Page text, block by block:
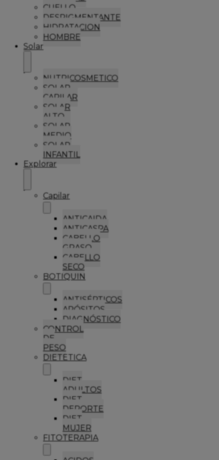
CUELLO
DESPIGMENTANTE
HIDRATACION
HOMBRE
Solar
NUTRICOSMETICO
SOLAR
CAPILAR
SOLAR
ALTO
SOLAR
MEDIO
SOLAR
INFANTIL
Explorar
Capilar
ANTICAIDA
ANTICASPA
CABELLO
GRASO
CABELLO
SECO
BOTIQUIN
ANTISÉPTICOS
APÓSITOS
DIAGNÓSTICO
CONTROL
DE
PESO
DIETETICA
DIET
ADULTOS
DIET
DEPORTE
DIET
MUJER
FITOTERAPIA